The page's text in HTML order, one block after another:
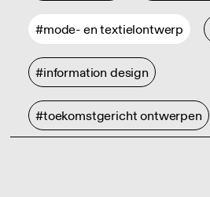
#mode- en textielontwerp
#information design
#toekomstgericht ontwerpen